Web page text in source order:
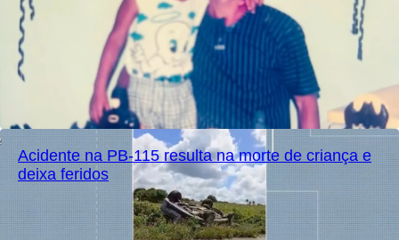
Acidente na PB-115 resulta na morte de criança e
deixa feridos